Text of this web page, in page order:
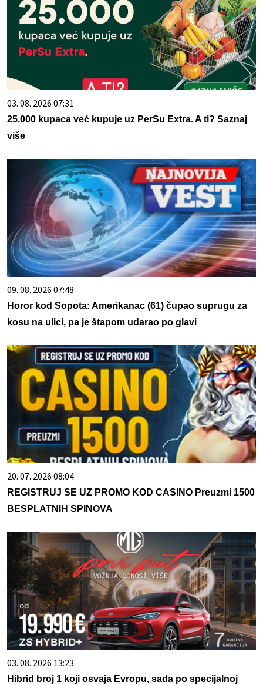
03. 08. 2026 07:31
25.000 kupaca već kupuje uz PerSu Extra. A ti? Saznaj
više
09. 08. 2026 07:48
Horor kod Sopota: Amerikanac (61) čupao suprugu za
kosu na ulici, pa je štapom udarao po glavi
20. 07. 2026 08:04
REGISTRUJ SE UZ PROMO KOD CASINO Preuzmi 1500
BESPLATNIH SPINOVA
03. 08. 2026 13:23
Hibrid broj 1 koji osvaja Evropu, sada po specijalnoj